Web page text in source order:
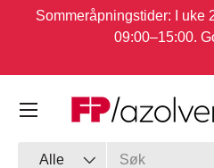
Hopp til innhold
Sommeråpningstider: I uke
09:00–15:00.
Type
Alle
Meny